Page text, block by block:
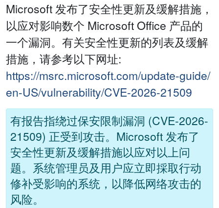
Microsoft 发布了安全性更新及缓解措施，
以应对影响数个 Microsoft Office 产品的
一个漏洞。有关安全性更新的列表及缓解
措施，请参考以下网址:
https://msrc.microsoft.com/update-guide/
en-US/vulnerability/CVE-2026-21509
有报告指绕过保安限制漏洞 (CVE-2026-
21509) 正受到攻击。Microsoft 发布了
安全性更新及缓解措施以应对以上问
题。系统管理员及用户应立即採取行动
修补受影响的系统，以降低网络攻击的
风险。